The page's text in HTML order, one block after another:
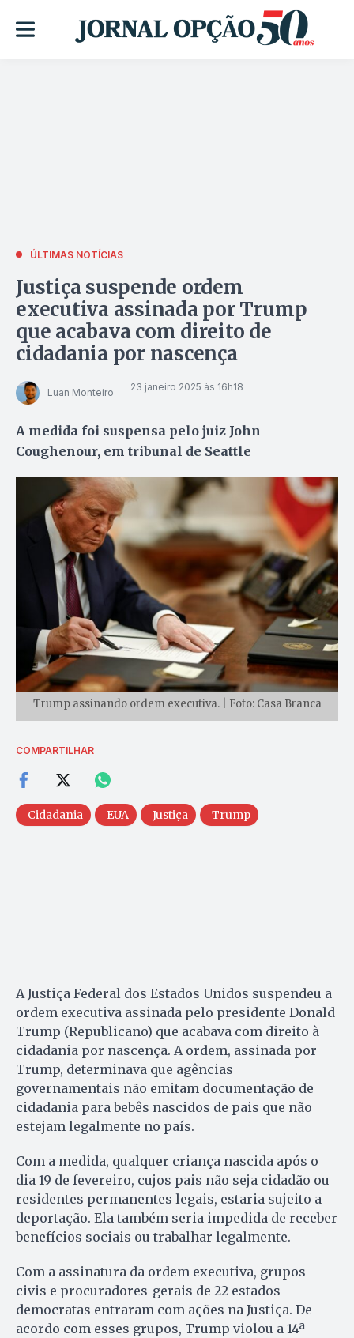
ÚLTIMAS NOTÍCIAS
Justiça suspende ordem
executiva assinada por Trump
que acabava com direito de
cidadania por nascença
Luan Monteiro 23 janeiro 2025 às 16h18
A medida foi suspensa pelo juiz John
Coughenour, em tribunal de Seattle
Trump assinando ordem executiva. | Foto: Casa Branca
COMPARTILHAR
Cidadania EUA Justiça Trump
A Justiça Federal dos Estados Unidos suspendeu a
ordem executiva assinada pelo presidente Donald
Trump (Republicano) que acabava com direito à
cidadania por nascença. A ordem, assinada por
Trump, determinava que agências
governamentais não emitam documentação de
cidadania para bebês nascidos de pais que não
estejam legalmente no país.
Com a medida, qualquer criança nascida após o
dia 19 de fevereiro, cujos pais não seja cidadão ou
residentes permanentes legais, estaria sujeito a
deportação. Ela também seria impedida de receber
benefícios sociais ou trabalhar legalmente.
Com a assinatura da ordem executiva, grupos
civis e procuradores-gerais de 22 estados
democratas entraram com ações na Justiça. De
acordo com esses grupos, Trump violou a 14ª